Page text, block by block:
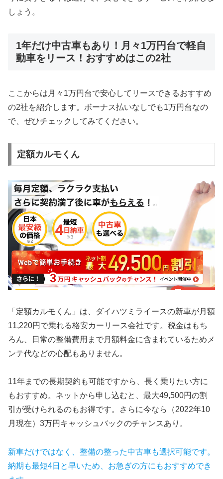
しょう。
1年だけ中古車もあり！月々1万円台で軽自
動車をリース！おすすめはこの2社
ここからは月々1万円台で安心してリースできるおすすめ
の2社を紹介します。ボーナス払いなしでも1万円台なの
で、ぜひチェックしてみてください。
定額カルモくん
「定額カルモくん」は、ダイハツミライースの新車が月額
11,220円で乗れる格安カーリース会社です。税金はもち
ろん、日常の整備費用まで月額料金に含まれているためメ
ンテ代などの心配もありません。
11年までの長期契約も可能ですから、長く乗りたい方に
もおすすめ。ネットから申し込むと、最大49,500円の割
引が受けられるのもお得です。さらに今なら（2022年10
月現在）3万円キャッシュバックのチャンスあり。
新車だけではなく、整備の整った中古車も選択可能です。
納期も最短4日と早いため、お急ぎの方にもおすすめでき